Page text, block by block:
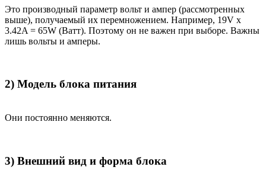
Это производный параметр вольт и ампер (рассмотренных
выше), получаемый их перемножением. Например, 19V x
3.42A = 65W (Ватт). Поэтому он не важен при выборе. Важны
лишь вольты и амперы.
2) Модель блока питания
Они постоянно меняются.
3) Внешний вид и форма блока